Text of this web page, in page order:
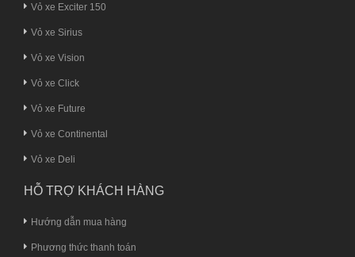
Vỏ xe Exciter 150
Vỏ xe Sirius
Vỏ xe Vision
Vỏ xe Click
Vỏ xe Future
Vỏ xe Continental
Vỏ xe Deli
HỖ TRỢ KHÁCH HÀNG
Hướng dẫn mua hàng
Phương thức thanh toán